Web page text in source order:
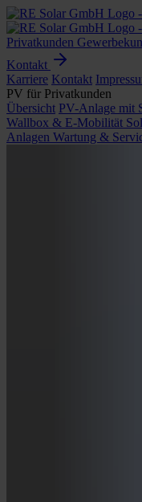
Privatkunden
Kontakt
Karriere Kontakt
PV für Privatkunden
Übersicht PV-Anlage mit
Wallbox & E-Mobilität
Anlagen Wartung &